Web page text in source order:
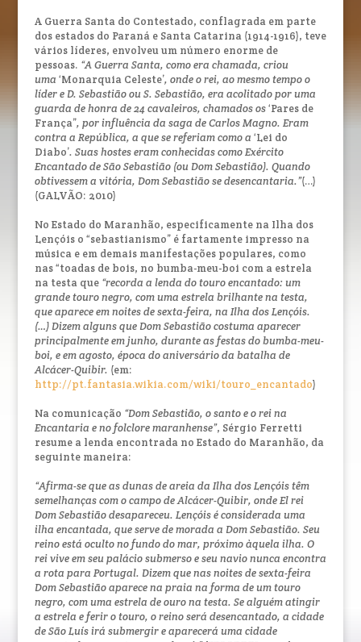
A Guerra Santa do Contestado, conflagrada em parte
dos estados do Paraná e Santa Catarina (1914-1916), teve
vários líderes, envolveu um número enorme de
pessoas. “A Guerra Santa, como era chamada, criou
uma ‘Monarquia Celeste’, onde o rei, ao mesmo tempo o
líder e D. Sebastião ou S. Sebastião, era acolitado por uma
guarda de honra de 24 cavaleiros, chamados os‘Pares de
França”, por influência da saga de Carlos Magno. Eram
contra a República, a que se referiam como a ‘Lei do
Diabo’. Suas hostes eram conhecidas como Exército
Encantado de São Sebastião (ou Dom Sebastião). Quando
obtivessem a vitória, Dom Sebastião se desencantaria.”(…)
(GALVÃO: 2010)
No Estado do Maranhão, especificamente na Ilha dos
Lençóis o “sebastianismo” é fartamente impresso na
música e em demais manifestações populares, como
nas “toadas de bois, no bumba-meu-boi com a estrela
na testa que “recorda a lenda do touro encantado: um
grande touro negro, com uma estrela brilhante na testa,
que aparece em noites de sexta-feira, na Ilha dos Lençóis.
(…) Dizem alguns que Dom Sebastião costuma aparecer
principalmente em junho, durante as festas do bumba-meu-
boi, e em agosto, época do aniversário da batalha de
Alcácer-Quibir. (em:
http://pt.fantasia.wikia.com/wiki/touro_encantado)
Na comunicação “Dom Sebastião, o santo e o rei na
Encantaria e no folclore maranhense”, Sérgio Ferretti
resume a lenda encontrada no Estado do Maranhão, da
seguinte maneira:
“Afirma-se que as dunas de areia da Ilha dos Lençóis têm
semelhanças com o campo de Alcácer-Quibir, onde El rei
Dom Sebastião desapareceu. Lençóis é considerada uma
ilha encantada, que serve de morada a Dom Sebastião. Seu
reino está oculto no fundo do mar, próximo àquela ilha. O
rei vive em seu palácio submerso e seu navio nunca encontra
a rota para Portugal. Dizem que nas noites de sexta-feira
Dom Sebastião aparece na praia na forma de um touro
negro, com uma estrela de ouro na testa. Se alguém atingir
a estrela e ferir o touro, o reino será desencantado, a cidade
de São Luís irá submergir e aparecerá uma cidade